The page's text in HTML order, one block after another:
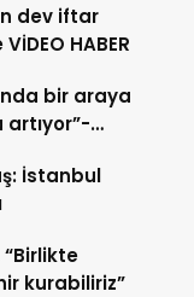
dev iftar
HABER
bir araya
İstanbul
kurabiliriz”